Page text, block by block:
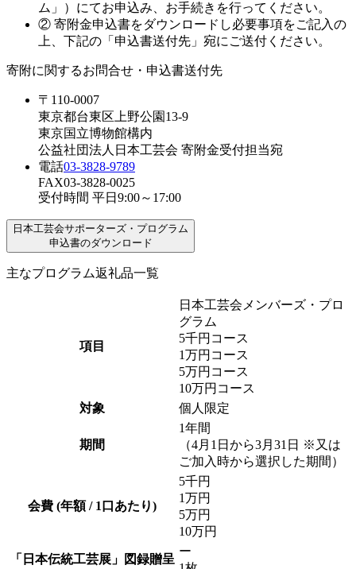
ム」）にてお申込み、お手続きを行ってください。
② 寄附金申込書をダウンロードし必要事項をご記入の
上、下記の「申込書送付先」宛にご送付ください。
寄附に関するお問合せ・申込書送付先
〒110-0007
東京都台東区上野公園13-9
東京国立博物館構内
公益社団法人日本工芸会 寄附金受付担当宛
電話03-3828-9789
FAX03-3828-0025
受付時間 平日9:00～17:00
日本工芸会サポーターズ・プログラム
申込書のダウンロード
主なプログラム返礼品一覧
項目
日本工芸会メンバーズ・プロ
グラム
5千円 コース
1万円 コース
5万円 コース
10万円 コース
対象
個人限定
期間
1年間
（4月1日から3月31日 ※又は
ご加入時から選択した期間）
会費 (年額 / 1口あたり)
5千円
1万円
5万円
10万円
「日本伝統工芸展」図録贈呈
ー